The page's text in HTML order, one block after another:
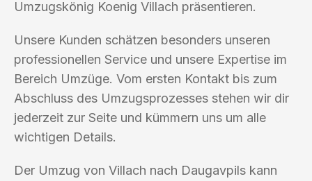
Umzugskönig Koenig Villach präsentieren.
Unsere Kunden schätzen besonders unseren
professionellen Service und unsere Expertise im
Bereich Umzüge. Vom ersten Kontakt bis zum
Abschluss des Umzugsprozesses stehen wir dir
jederzeit zur Seite und kümmern uns um alle
wichtigen Details.
Der Umzug von Villach nach Daugavpils kann